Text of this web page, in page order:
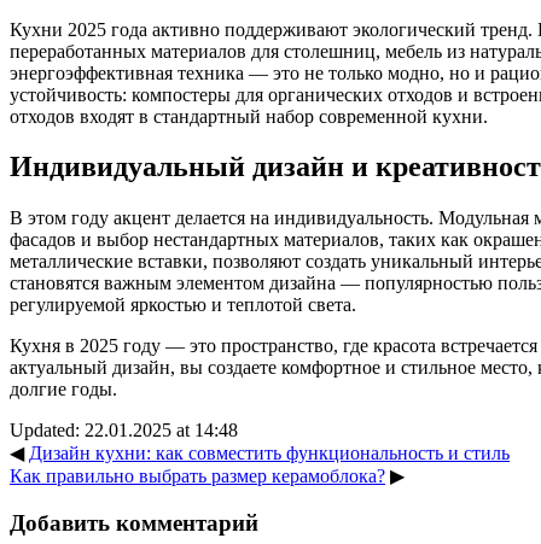
Кухни 2025 года активно поддерживают экологический
переработанных материалов для столешниц, мебель из
энергоэффективная техника — это не только модно, но и
устойчивость: компостеры для органических отходов и
отходов входят в стандартный набор современной кухни.
Индивидуальный дизайн и
В этом году акцент делается на индивидуальность. Модульная
фасадов и выбор нестандартных материалов, таких как
металлические вставки, позволяют создать уникальный
становятся важным элементом дизайна — популярностью
регулируемой яркостью и теплотой света.
Кухня в 2025 году — это пространство, где красота
актуальный дизайн, вы создаете комфортное и стильное место,
долгие годы.
Updated: 22.01.2025 at 14:48
◀ Дизайн кухни: как совместить функциональность и стиль
Как правильно выбрать размер керамоблока? ▶
Добавить комментарий